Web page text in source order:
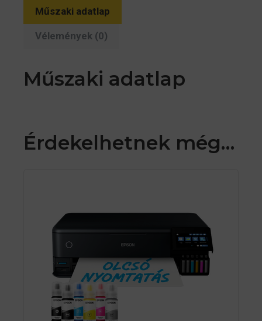
Műszaki adatlap
Vélemények (0)
Műszaki adatlap
Érdekelhetnek még…